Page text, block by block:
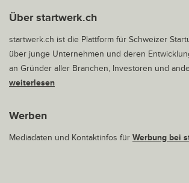
Über startwerk.ch
startwerk.ch ist die Plattform für Schweizer
über junge Unternehmen und deren
an Gründer aller Branchen, Investoren und
weiterlesen
Werben
Mediadaten und Kontaktinfos für Werbung bei